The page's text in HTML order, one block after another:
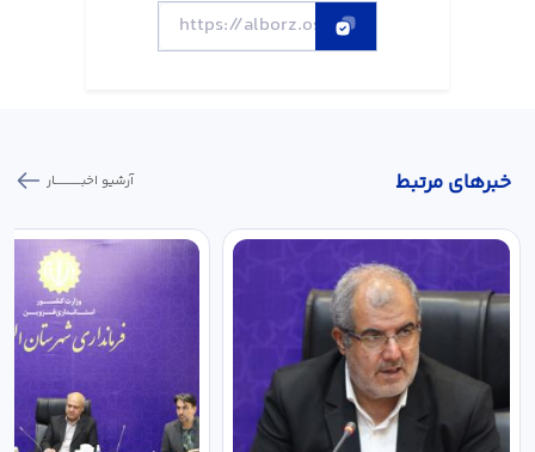
خبر‌های مرتبط آرشیو اخبـــــــــــار